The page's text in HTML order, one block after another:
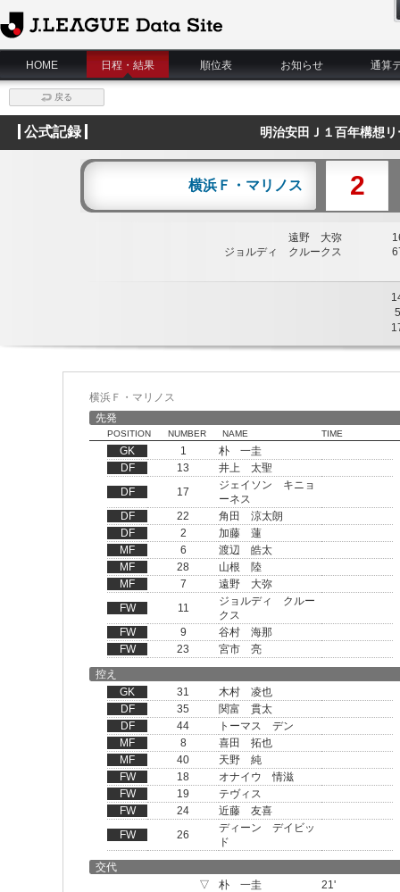
J.League Data Site
HOME
日程・結果 順位表 お知らせ 通算
戻る
公式記録 明治安田Ｊ１百年構想
横浜Ｆ・マリノス 2
遠野 大弥
ジョルディ クルークス
5
横浜Ｆ・マリノス
先発
POSITION NUMBER NAME TIME
GK 1
朴 一圭
DF
13
井上 太聖
DF
17
ジェイソン キニョ
ーネス
DF
22
角田 涼太朗
DF
2
加藤 蓮
MF
6
渡辺 皓太
MF
28
山根 陸
MF
7
遠野 大弥
FW
11
ジョルディ クルー
クス
FW
9
谷村 海那
FW
23
宮市 亮
控え
GK
31
木村 凌也
DF
35
関富 貫太
DF
44
トーマス デン
MF
8
喜田 拓也
MF
40
天野 純
FW
18
オナイウ 情滋
FW
19
テヴィス
FW
24
近藤 友喜
FW
26
ディーン デイビッ
ド
交代
▽
朴 一圭
21'